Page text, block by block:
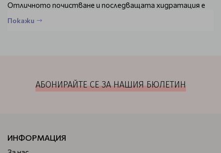
Отличното почистване и последващата хидратация е
важна, но ако често се излагате на слънце е
Първата е, че козметиката ви трябва да е качествена и
втората е да е внимателно подбрана и съобразена с
Тук трябва да ви разкажем малко повече, за да знаете
Покажи
АБОНИРАЙТЕ СЕ ЗА НАШИЯ БЮЛЕТИН
ИНФОРМАЦИЯ